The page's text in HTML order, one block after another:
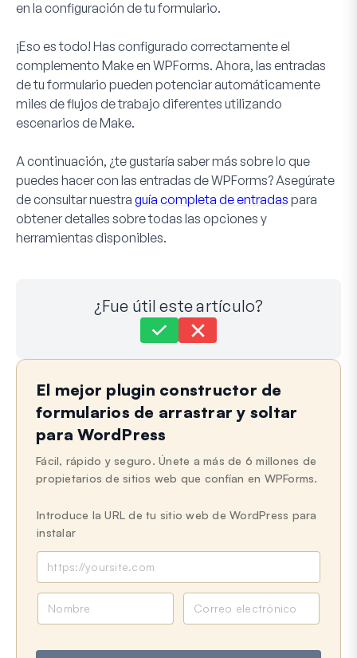
en la configuración de tu formulario.
¡Eso es todo! Has configurado correctamente el
complemento Make en WPForms. Ahora, las entradas
de tu formulario pueden potenciar automáticamente
miles de flujos de trabajo diferentes utilizando
escenarios de Make.
A continuación, ¿te gustaría saber más sobre lo que
puedes hacer con las entradas de WPForms? Asegúrate
de consultar nuestra guía completa de entradas para
obtener detalles sobre todas las opciones y
herramientas disponibles.
¿Fue útil este artículo?
Aún atascado?
Última actualización el 13 de mayo de 2025
El mejor plugin constructor de
formularios de arrastrar y soltar
para WordPress
Fácil, rápido y seguro. Únete a más de 6 millones de
propietarios de sitios web que confían en WPForms.
Introduce la URL de tu sitio web de WordPress para
instalar
b
r